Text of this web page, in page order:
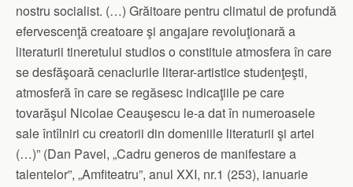
nostru socialist. (…) Grăitoare pentru climatul de profundă
efervescenţă creatoare şi angajare revoluţionară a
literaturii tineretului studios o constituie atmosfera în care
se desfăşoară cenaclurile literar-artistice studenţeşti,
atmosferă în care se regăsesc indicaţiile pe care
tovarăşul Nicolae Ceauşescu le-a dat în numeroasele
sale întîlniri cu creatorii din domeniile literaturii şi artei
(…)” (Dan Pavel, „Cadru generos de manifestare a
talentelor”, „Amfiteatru”, anul XXI, nr.1 (253), ianuarie